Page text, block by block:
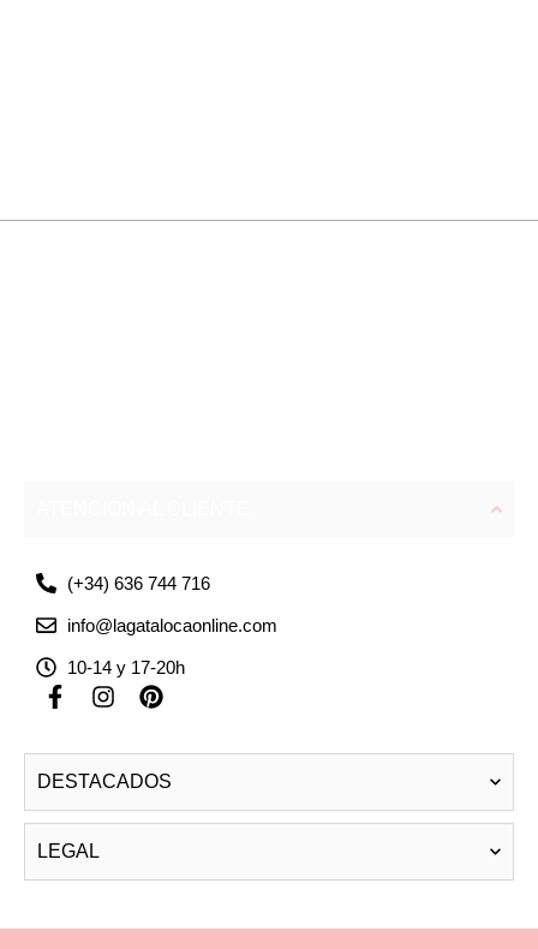
(+34) 636 744 716
info@lagatalocaonline.com
10-14 y 17-20h
F
a
e
b
o
o
k
-
I
n
t
a
g
r
m
P
i
t
e
r
e
t
DESTACADOS
LEGAL